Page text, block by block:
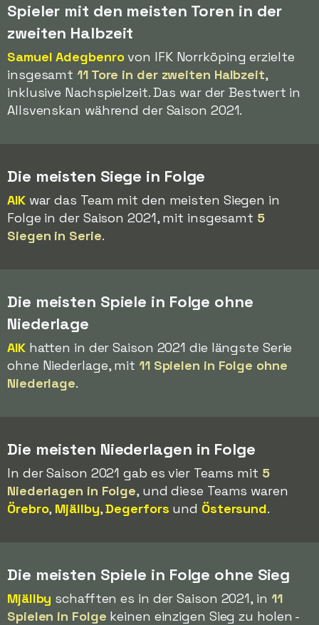
Spieler mit den meisten Toren in der
zweiten Halbzeit
Samuel Adegbenrovon IFK Norrköping erzielte
insgesamt11 Tore in der zweiten Halbzeit,
inklusive Nachspielzeit. Das war der Bestwert in
Allsvenskan während der Saison 2021.
Die meisten Siege in Folge
AIKwar das Team mit den meisten Siegen in
Folge in der Saison 2021, mit insgesamt 5
Siegen in Serie.
Die meisten Spiele in Folge ohne
Niederlage
AIKhatten in der Saison 2021 die längste Serie
ohne Niederlage, mit 11 Spielen in Folge ohne
Niederlage.
Die meisten Niederlagen in Folge
In der Saison 2021 gab es vier Teams mit 5
Niederlagen in Folge, und diese Teams waren
Örebro, Mjällby,Degerfors und Östersund.
Die meisten Spiele in Folge ohne Sieg
Mjällby schafften es in der Saison 2021, in 11
Spielen in Folge keinen einzigen Sieg zu holen -